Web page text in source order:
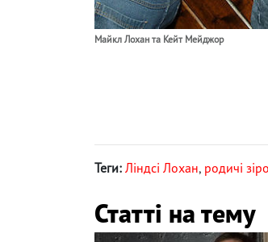
Майкл Лохан та Кейт Мейджор
Теги: Ліндсі Лохан, родичі
Статті на тему